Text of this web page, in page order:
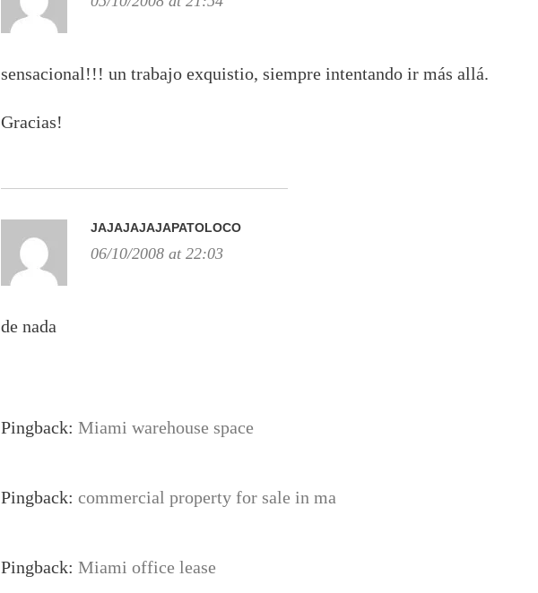
sensacional!!! un trabajo exquistio, siempre intentando ir más allá.
Gracias!
JAJAJAJAJAPATOLOCO
06/10/2008 at 22:03
de nada
Pingback: Miami warehouse space
Pingback: commercial property for sale in ma
Pingback: Miami office lease